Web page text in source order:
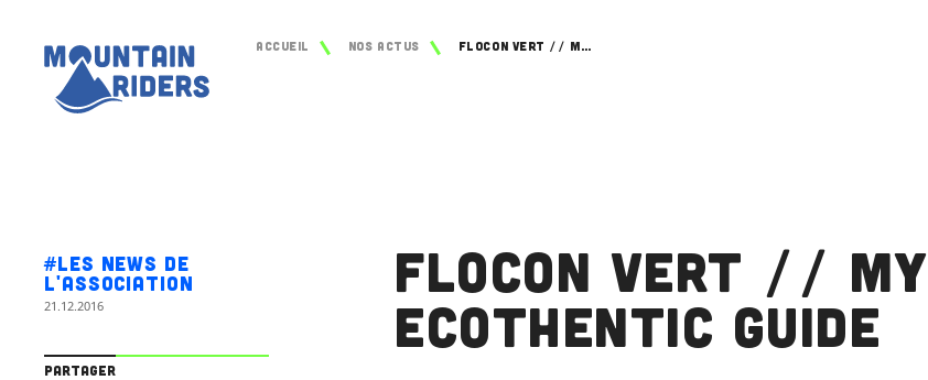
Accueil Nos actus Flocon Vert // My Ecothentic Guide
#Les news de
l'association
21.12.2016
Partager
Flocon Vert // My
Ecothentic Guide